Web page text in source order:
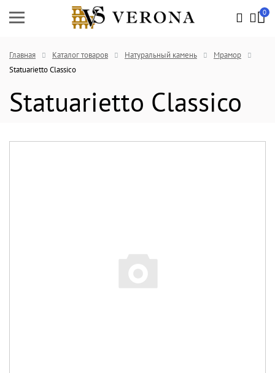
0
Главная Каталог товаров Натуральный камень
Мрамор
Statuarietto Classico
Statuarietto Classico